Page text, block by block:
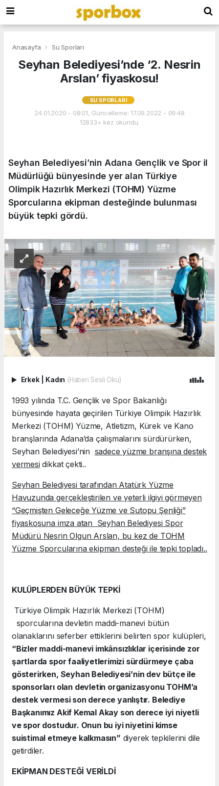
Anasayfa Su Sporları
Seyhan Belediyesi’nde ‘2. Nesrin
Arslan’ fiyaskosu!
SU SPORLARI
24.01.2020 - 08:01, Güncelleme: 17.09.2022 - 09:48
12833+ kez okundu.
Seyhan Belediyesi’nin Adana Gençlik ve Spor il
Müdürlüğü bünyesinde yer alan Türkiye
Olimpik Hazırlık Merkezi (TOHM) Yüzme
Sporcularına ekipman desteğinde bulunması
büyük tepki gördü.
Erkek Kadın (Haberi Sesli Oku)
1993 yılında T.C. Gençlik ve Spor Bakanlığı
bünyesinde hayata geçirilen Türkiye Olimpik Hazırlık
Merkezi (TOHM) Yüzme, Atletizm, Kürek ve Kano
branşlarında Adana’da çalışmalarını sürdürürken,
Seyhan Belediyesi’nin sadece yüzme branşına destek
vermesidikkat çekti..
Seyhan Belediyesi tarafından Atatürk Yüzme
Havuzunda gerçekleştirilen ve yeterli ilgiyi görmeyen
“Geçmişten Geleceğe Yüzme ve Sutopu Şenliği”
fiyaskosuna imza atan Seyhan Belediyesi Spor
Müdürü Nesrin Olgun Arslan, bu kez de TOHM
Yüzme Sporcularına ekipman desteği ile tepki topladı..
KULÜPLERDEN BÜYÜK TEPKİ
Türkiye Olimpik Hazırlık Merkezi (TOHM)
sporcularına devletin maddi-manevi bütün
olanaklarını seferber ettiklerini belirten spor kulüpleri,
“Bizler maddi-manevi imkânsızlıklar içerisinde zor
şartlarda spor faaliyetlerimizi sürdürmeye çaba
gösterirken, Seyhan Belediyesi’nin dev bütçe ile
sponsorları olan devletin organizasyonu TOHM’a
destek vermesi son derece yanlıştır. Belediye
Başkanımız Akif Kemal Akay son derece iyi niyetli
ve spor dostudur. Onun bu iyi niyetini kimse
suistimal etmeye kalkmasın” diyerek tepkilerini dile
getirdiler.
EKİPMAN DESTEĞİ VERİLDİ